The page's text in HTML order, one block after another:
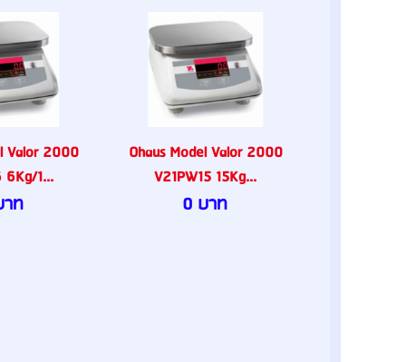
Valor 2000
6Kg/1...
ท
Ohaus Model Valor 2000
V21PW15 15Kg...
0 บาท